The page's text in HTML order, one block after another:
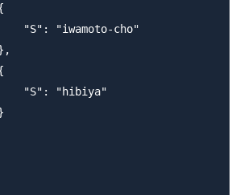
"S": "iwamoto-cho"
"S": "hibiya"